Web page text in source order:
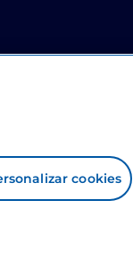
cookies